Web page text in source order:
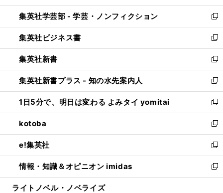
開
く
ウ
で
開
く
ン
ド
ウ
で
開
く
ウ
ィ
ン
ド
ウ
で
開
く
集英社学芸部 - 学芸・ノンフィクション
新
し
い
ウ
ィ
ン
ド
ウ
で
開
く
集英社ビジネス書
新
し
い
ウ
ィ
ン
ド
ウ
で
開
く
集英社新書
新
し
い
ウ
ィ
ン
ド
ウ
で
開
く
集英社新書プラス - 知の水先案内人
新
し
い
ウ
ィ
ン
ド
ウ
で
開
1日5分で、明日は変わる よみタイ yomitai
新
し
い
ウ
ィ
ン
ド
ウ
kotoba
新
し
い
ウ
ィ
ン
e!集英社
新
し
い
ウ
情報・知識＆オピニオン imidas
新
し
ライトノベル・ノベライズ